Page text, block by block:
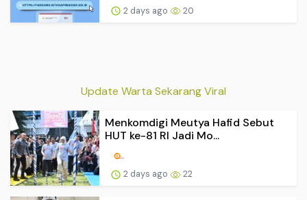
2 days ago 20
Update Warta Sekarang Viral
Menkomdigi Meutya Hafid Sebut
HUT ke-81 RI Jadi Mo...
2 days ago 22